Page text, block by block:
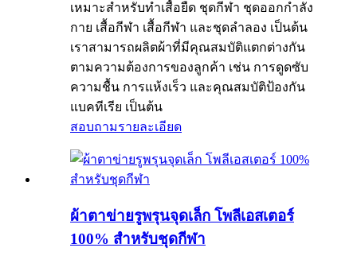
เหมาะสำหรับทำเสื้อยืด ชุดกีฬา ชุดออกกำลัง
กาย เสื้อกีฬา เสื้อกีฬา และชุดลำลอง เป็นต้น
เราสามารถผลิตผ้าที่มีคุณสมบัติแตกต่างกัน
ตามความต้องการของลูกค้า เช่น การดูดซับ
ความชื้น การแห้งเร็ว และคุณสมบัติป้องกัน
แบคทีเรีย เป็นต้น
สอบถามรายละเอียด
ผ้าตาข่ายรูพรุนจุดเล็ก โพลีเอสเตอร์
100% สำหรับชุดกีฬา